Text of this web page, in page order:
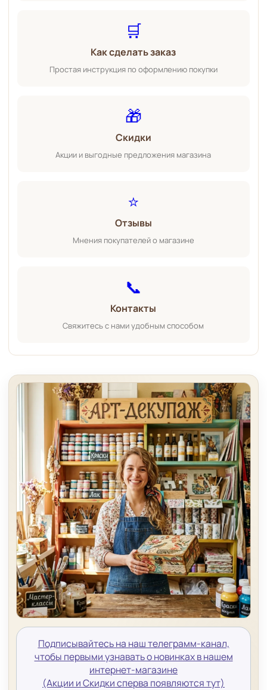
🛒
Как сделать заказ
Простая инструкция по оформлению покупки
🎁
Скидки
Акции и выгодные предложения магазина
⭐
Отзывы
Мнения покупателей о магазине
📞
Контакты
Свяжитесь с нами удобным способом
Подписывайтесь на наш телеграмм-канал,
чтобы первыми узнавать о новинках в нашем
интернет-магазине
(Акции и Скидки сперва появляются тут)